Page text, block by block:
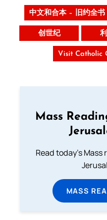
中文和合本 – 旧约全书
创世纪
Visit Catholic
Mass
Read today's
MASS